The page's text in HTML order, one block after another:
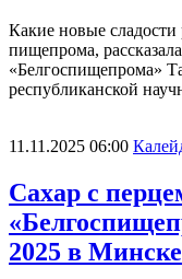
Какие новые сладости
пищепрома,
«Белгоспищепрома»
республиканской
11.11.2025 06:00
Сахар с
2025 в Минске